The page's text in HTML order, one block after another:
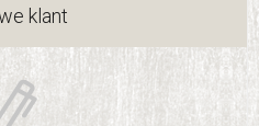
klant